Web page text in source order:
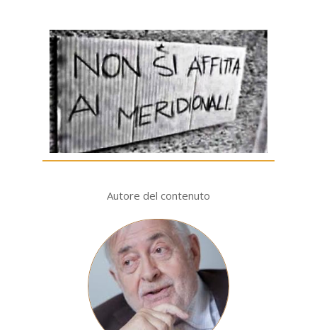
Autore del contenuto